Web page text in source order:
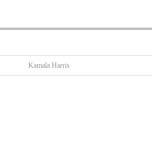
Kamala Harris